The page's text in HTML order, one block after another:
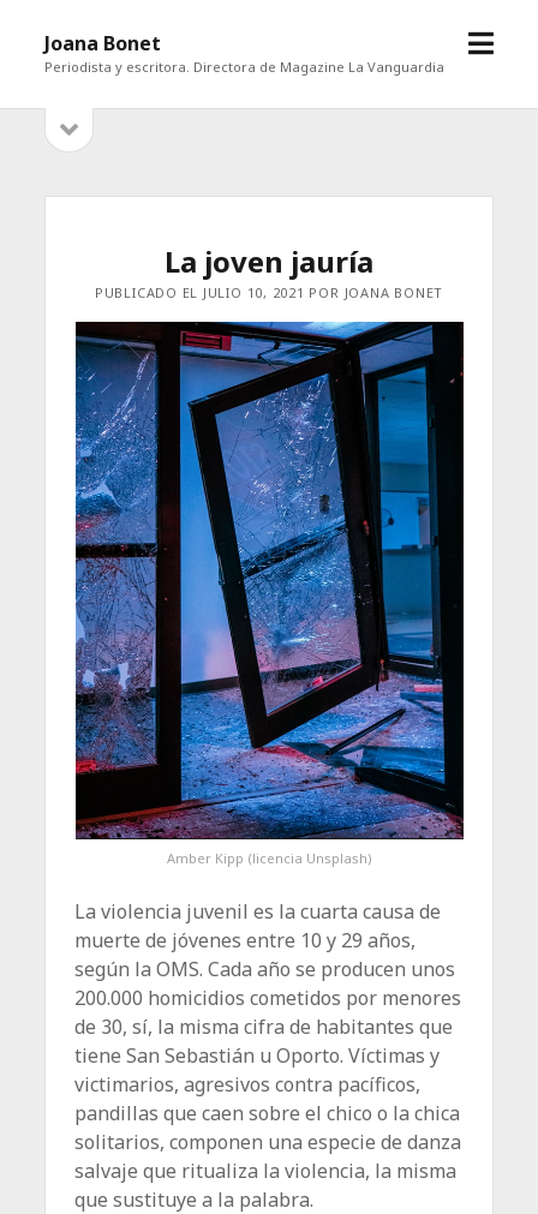
Joana Bonet
Periodista y escritora. Directora de Magazine La Vanguardia
abrir
Barrabarra
La joven jauría
PUBLICADO EL JULIO 10, 2021 POR JOANA BONET
Amber Kipp (licencia Unsplash)
La violencia juvenil es la cuarta causa de
muerte de jóvenes entre 10 y 29 años,
según la OMS. Cada año se producen unos
200.000 homicidios cometidos por menores
de 30, sí, la misma cifra de habitantes que
tiene San Sebastián u Oporto. Víctimas y
victimarios, agresivos contra pacíficos,
pandillas que caen sobre el chico o la chica
solitarios, componen una especie de danza
salvaje que ritualiza la violencia, la misma
que sustituye a la palabra.